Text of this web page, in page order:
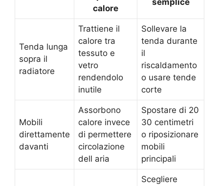
calore
semplice
Tenda lunga
sopra il
radiatore
Trattiene il
calore tra
tessuto e
vetro
rendendolo
inutile
Sollevare la
tenda durante
il
riscaldamento
o usare tende
corte
Mobili
direttamente
davanti
Assorbono
calore invece
di permettere
circolazione
dell aria
Spostare di 20
30 centimetri
o riposizionare
mobili
principali
Scegliere